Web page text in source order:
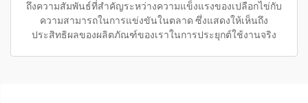
ถึงความสัมพันธ์ที่สำคัญระหว่างความแข็งแรงของเปลือกไข่กับ
ความสามารถในการแข่งขันในตลาด ซึ่งแสดงให้เห็นถึง
ประสิทธิผลของผลิตภัณฑ์ของเราในการประยุกต์ใช้งานจริง